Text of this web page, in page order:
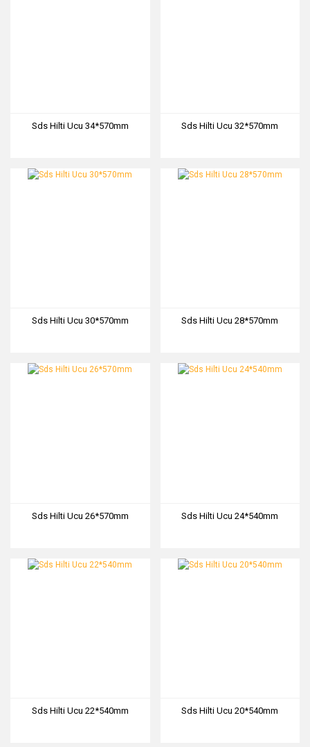
Sds Hilti Ucu 34*570mm Sds Hilti Ucu 32*570mm
Sds Hilti Ucu 30*570mm Sds Hilti Ucu 28*570mm
Sds Hilti Ucu 26*570mm Sds Hilti Ucu 24*540mm
Sds Hilti Ucu 22*540mm Sds Hilti Ucu 20*540mm